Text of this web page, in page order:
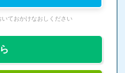
ておかけなおしください